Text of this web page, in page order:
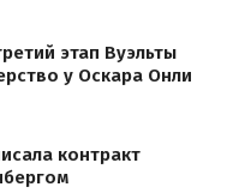
этап Вуэльты
у Оскара Онли
контракт